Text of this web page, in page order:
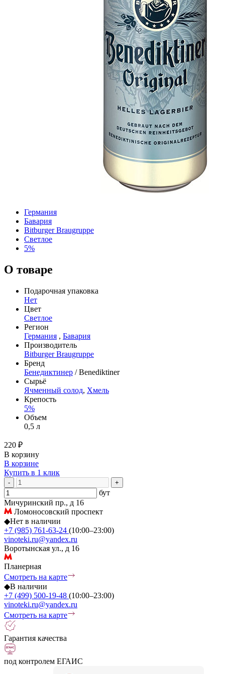
Германия
Бавария
Bitburger Braugruppe
Светлое
5%
О товаре
Подарочная упаковка
Нет
Цвет
Светлое
Регион
Германия , Бавария
Производитель
Bitburger Braugruppe
Бренд
Бенедиктинер / Benediktiner
Сырьё
Ячменный солод, Хмель
Крепость
5%
Объем
0,5 л
220 ₽
В корзину
В корзине
Купить в 1 клик
- +
бут
Мичуринский пр., д 16
Ломоносовский проспект
◆Нет в наличии
+7 (985) 761-63-24 (10:00–23:00)
vinoteki.ru@yandex.ru
Воротынская ул., д 16
Планерная
Смотреть на карте
◆В наличии
+7 (499) 500-19-48 (10:00–23:00)
vinoteki.ru@yandex.ru
Смотреть на карте
Гарантия качества
под контролем ЕГАИС